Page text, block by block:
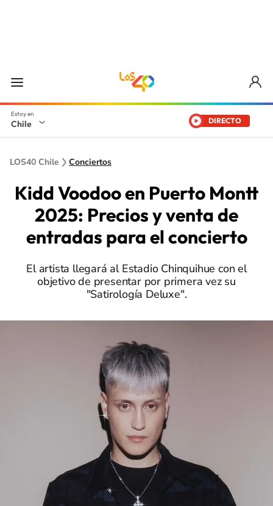
Chile DIRECTO
LOS40 Chile Conciertos
Kidd Voodoo en Puerto Montt
2025: Precios y venta de
entradas para el concierto
El artista llegará al Estadio Chinquihue con el
objetivo de presentar por primera vez su
"Satirología Deluxe".